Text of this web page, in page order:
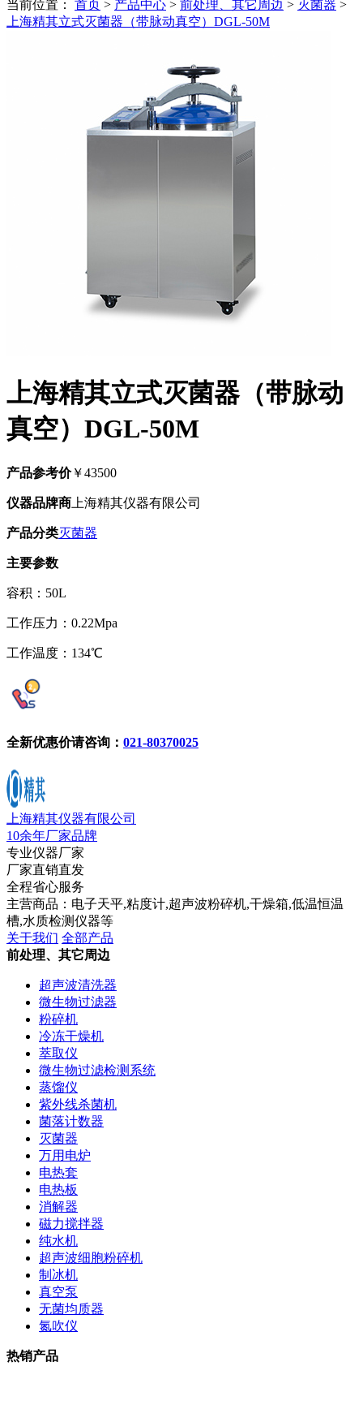
当前位置： 首页 > 产品中心 > 前处理、其它周边 > 灭菌器 >
上海精其立式灭菌器（带脉动真空）DGL-50M
上海精其立式灭菌器（带脉动
真空）DGL-50M
产品参考价￥43500
仪器品牌商 上海精其仪器有限公司
产品分类灭菌器
主要参数
容积：50L
工作压力：0.22Mpa
工作温度：134℃
全新优惠价请咨询： 021-80370025
上海精其仪器有限公司
10余年厂家品牌
专业仪器厂家
厂家直销直发
全程省心服务
主营商品：电子天平,粘度计,超声波粉碎机,干燥箱,低温恒温
槽,水质检测仪器等
关于我们 全部产品
前处理、其它周边
超声波清洗器
微生物过滤器
粉碎机
冷冻干燥机
萃取仪
微生物过滤检测系统
蒸馏仪
紫外线杀菌机
菌落计数器
灭菌器
万用电炉
电热套
电热板
消解器
磁力搅拌器
纯水机
超声波细胞粉碎机
制冰机
真空泵
无菌均质器
氮吹仪
热销产品